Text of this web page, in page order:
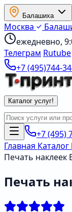
Балашиха
Москва
ежедневно,
Телеграм Rutube
+7 (495)744-
Каталог услуг!
+7 (495)
Главная Каталог
Печать наклеек
Печать